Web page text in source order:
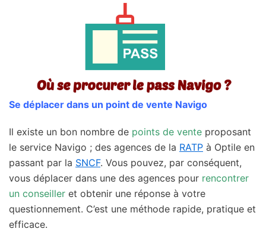
Se déplacer dans un point de vente Navigo
Il existe un bon nombre de points de vente proposant
le service Navigo ; des agences de la RATP à Optile en
passant par la SNCF. Vous pouvez, par conséquent,
vous déplacer dans une des agences pour rencontrer
un conseiller et obtenir une réponse à votre
questionnement. C’est une méthode rapide, pratique et
efficace.